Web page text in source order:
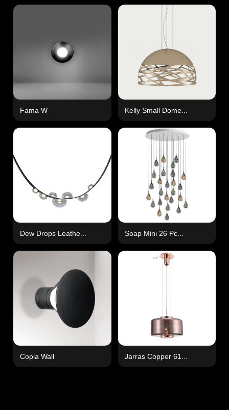
Fama W Kelly Small Dome...
Dew Drops Leathe... Soap Mini 26 Pc...
Copia Wall Jarras Copper 61...